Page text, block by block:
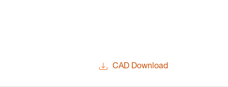
CAD Download